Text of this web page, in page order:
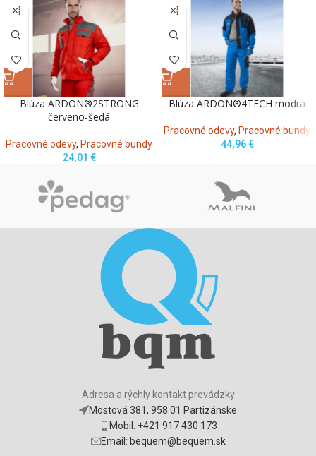
Blúza ARDON®2STRONG
červeno-šedá
Pracovné odevy, Pracovné bundy
24,01 €
Blúza ARDON®4TECH modrá
Pracovné odevy, Pracovné bundy
44,96€
Adresa a rýchly kontakt prevádzky
Mostová 381, 958 01 Partizánske
Mobil: +421 917 430 173
Email: bequem@bequem.sk